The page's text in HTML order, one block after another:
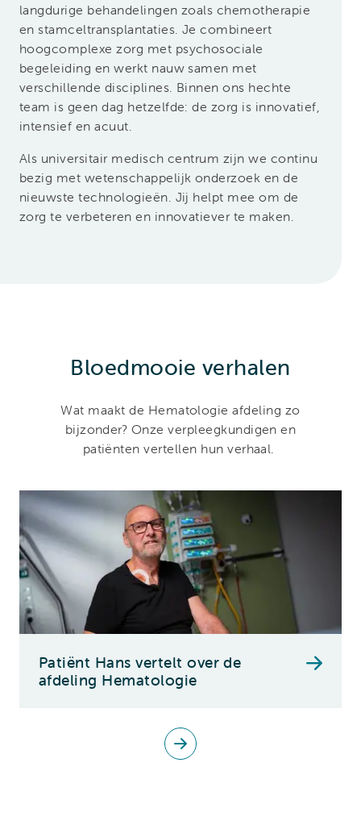
langdurige behandelingen zoals chemotherapie
en stamceltransplantaties. Je combineert
hoogcomplexe zorg met psychosociale
begeleiding en werkt nauw samen met
verschillende disciplines. Binnen ons hechte
team is geen dag hetzelfde: de zorg is innovatief,
intensief en acuut.
Als universitair medisch centrum zijn we continu
bezig met wetenschappelijk onderzoek en de
nieuwste technologieën. Jij helpt mee om de
zorg te verbeteren en innovatiever te maken.
Bloedmooie verhalen
Wat maakt de Hematologie afdeling zo
bijzonder? Onze verpleegkundigen en
patiënten vertellen hun verhaal.
Patiënt Hans vertelt over de
afdeling Hematologie